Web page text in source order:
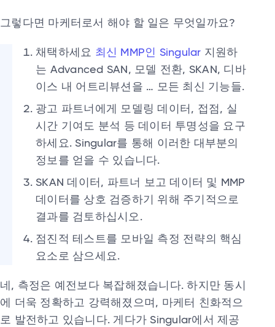
그렇다면 마케터로서 해야 할 일은 무엇일까요?
채택하세요 최신 MMP인 Singular 지원하
는 Advanced SAN, 모델 전환, SKAN, 디바
이스 내 어트리뷰션을 … 모든 최신 기능들.
광고 파트너에게 모델링 데이터, 접점, 실
시간 기여도 분석 등 데이터 투명성을 요구
하세요. Singular를 통해 이러한 대부분의
정보를 얻을 수 있습니다.
SKAN 데이터, 파트너 보고 데이터 및 MMP
데이터를 상호 검증하기 위해 주기적으로
결과를 검토하십시오.
점진적 테스트를 모바일 측정 전략의 핵심
요소로 삼으세요.
네, 측정은 예전보다 복잡해졌습니다. 하지만 동시
에 더욱 정확하고 강력해졌으며, 마케터 친화적으
로 발전하고 있습니다. 게다가 Singular에서 제공